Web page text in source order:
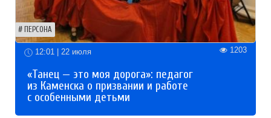
ПЕРСОНА
12:01 | 22 июля 1203
«Танец — это моя дорога»: педагог
из Каменска о призвании и работе
с особенными детьми